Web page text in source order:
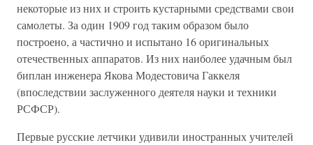
некоторые из них и строить кустарными средствами свои
самолеты. За один 1909 год таким образом было
построено, а частично и испытано 16 оригинальных
отечественных аппаратов. Из них наиболее удачным был
биплан инженера Якова Модестовича Гаккеля
(впоследствии заслуженного деятеля науки и техники
РСФСР).
Первые русские летчики удивили иностранных учителей